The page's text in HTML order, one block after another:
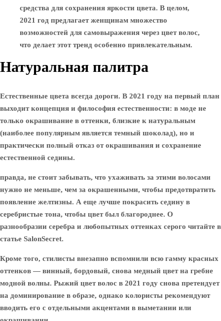
средства для сохранения яркости цвета. В целом,
2021 год предлагает женщинам множество
возможностей для самовыражения через цвет волос,
что делает этот тренд особенно привлекательным.
Натуральная палитра
Естественные цвета всегда дороги. В 2021 году на первый план
выходит концепция и философия естественности: в моде не
только окрашивание в оттенки, близкие к натуральным
(наиболее популярным является темный шоколад), но и
практически полный отказ от окрашивания и сохранение
естественной седины.
правда, не стоит забывать, что ухаживать за этими волосами
нужно не меньше, чем за окрашенными, чтобы предотвратить
появление желтизны. А еще лучше покрасить седину в
серебристые тона, чтобы цвет был благороднее. О
разнообразии серебра и любопытных оттенках серого читайте в
статье SalonSecret.
Кроме того, стилисты внезапно вспомнили всю гамму красных
оттенков — винный, бордовый, снова медный цвет на гребне
модной волны. Рыжий цвет волос в 2021 году снова претендует
на доминирование в образе, однако колористы рекомендуют
вводить его с отдельными акцентами в выметании или